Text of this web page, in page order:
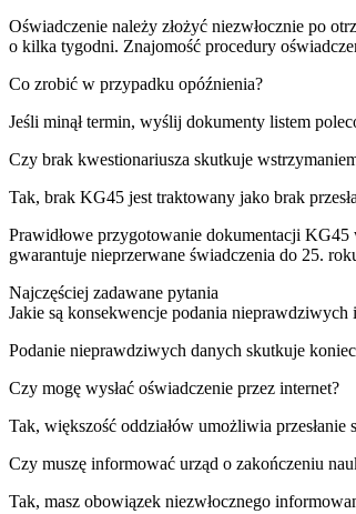
Oświadczenie należy złożyć niezwłocznie po
o kilka tygodni. Znajomość procedury
Co zrobić w przypadku opóźnienia?
Jeśli minął termin, wyślij dokumenty listem
Czy brak kwestionariusza skutkuje
Tak, brak KG45 jest traktowany jako brak
Prawidłowe przygotowanie dokumentacji KG45
gwarantuje nieprzerwane świadczenia do 25.
Najczęściej zadawane pytania
Jakie są konsekwencje podania nieprawdziwych
Podanie nieprawdziwych danych skutkuje
Czy mogę wysłać oświadczenie przez internet?
Tak, większość oddziałów umożliwia przesłanie
Czy muszę informować urząd o zakończeniu
Tak, masz obowiązek niezwłocznego